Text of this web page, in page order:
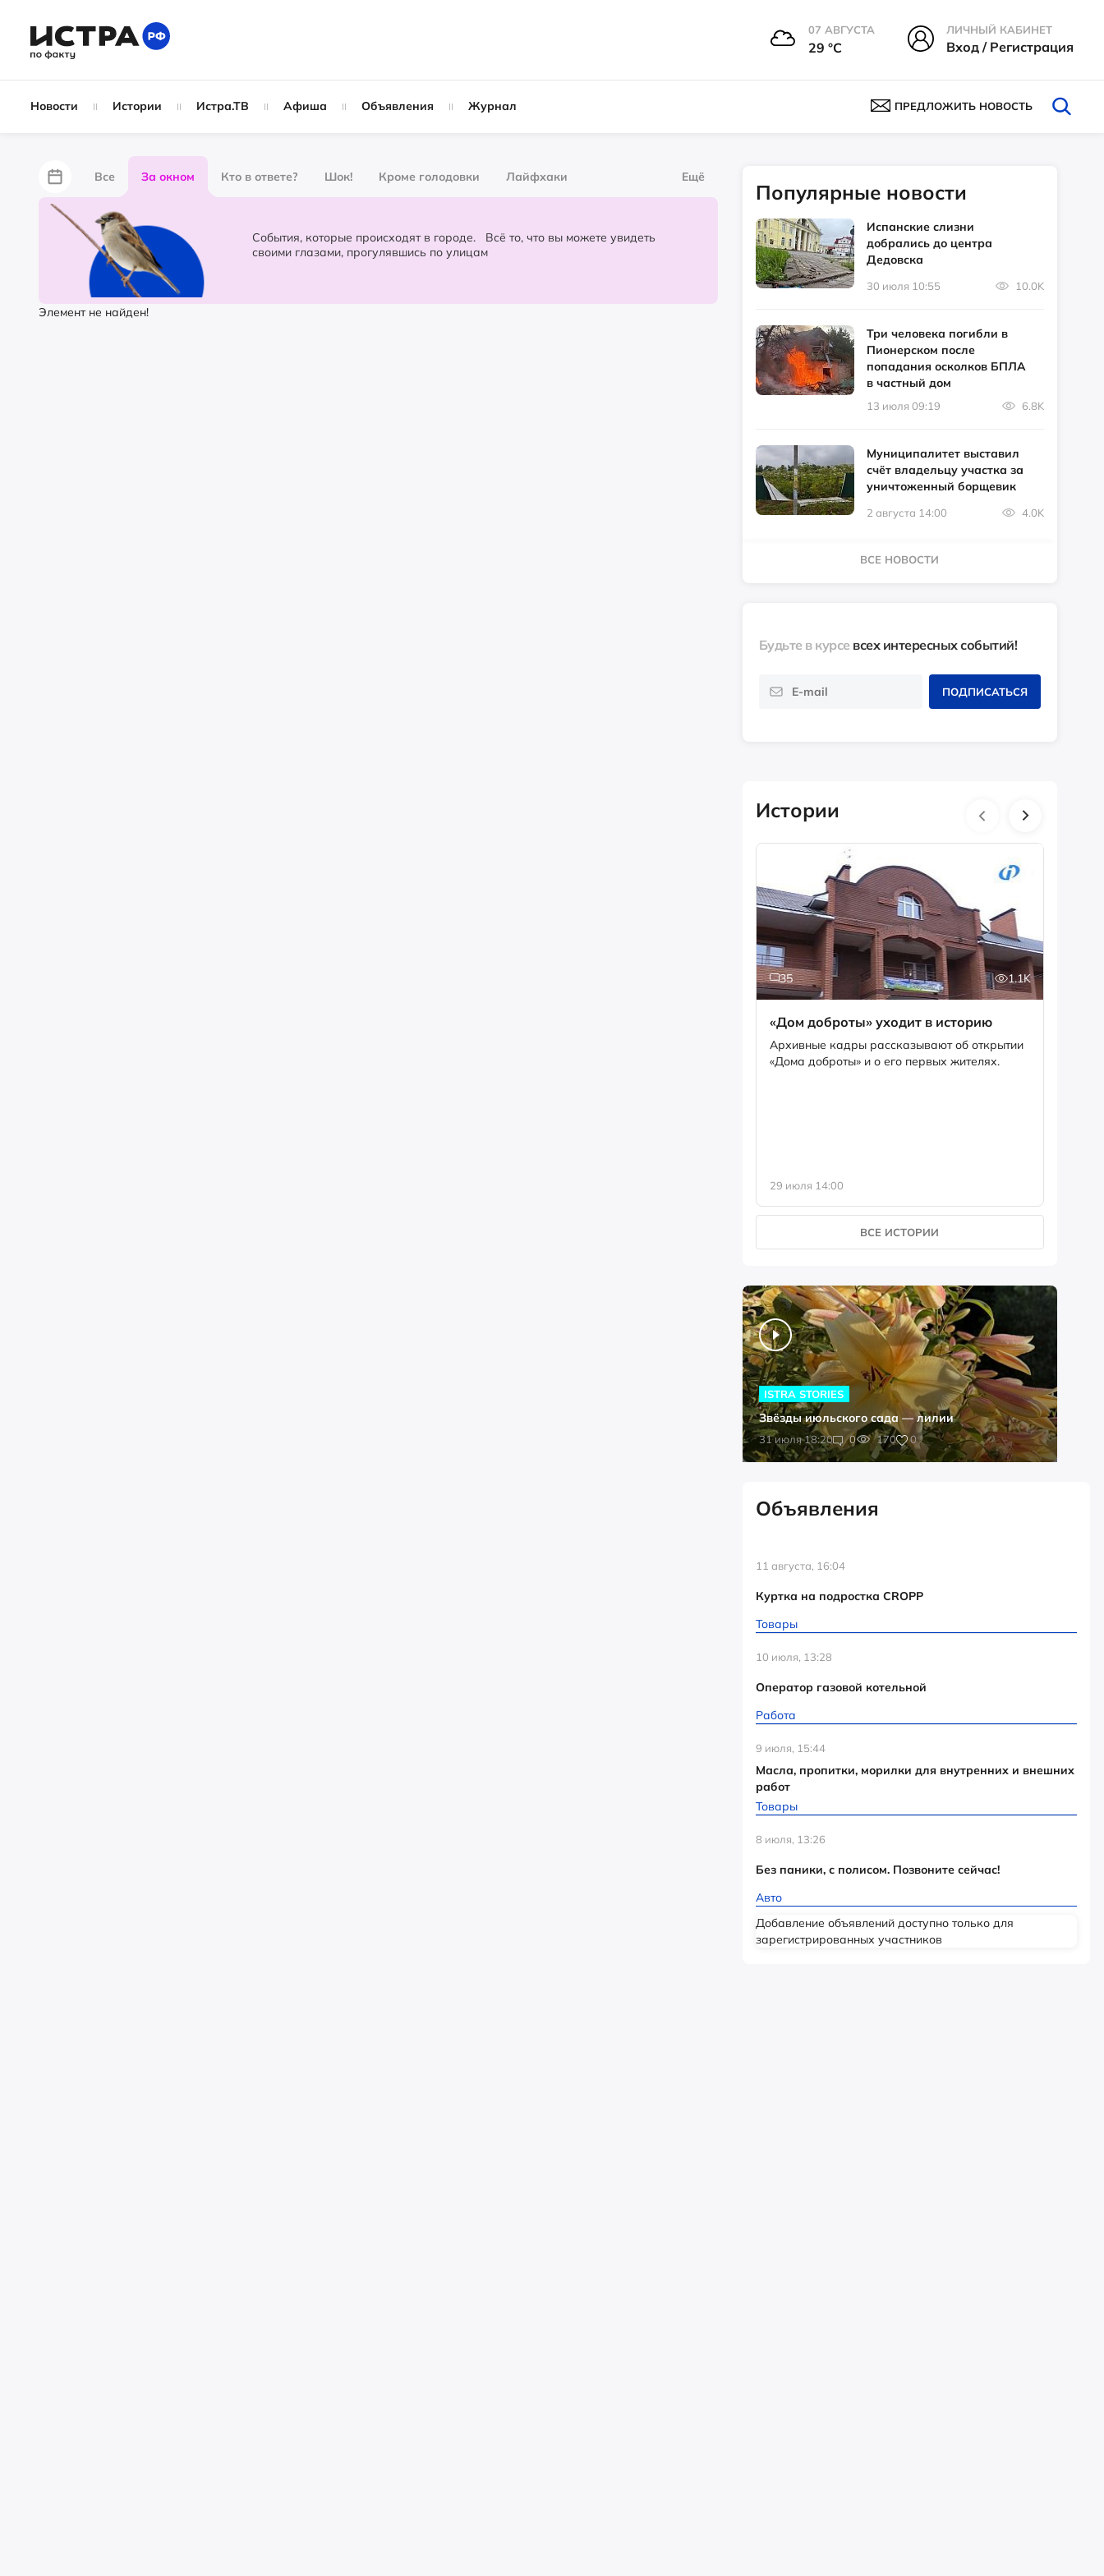
07 АВГУСТА
29 °С
ЛИЧНЫЙ КАБИНЕТ
Вход / Регистрация
Новости Истории Истра.ТВ Афиша Объявления Журнал ПРЕДЛОЖИТЬ НОВОСТЬ
Все За окном Кто в ответе? Шок! Кроме голодовки Лайфхаки
За забором
Партнёрский материал Народные новости Слухи
Ещё
События, которые происходят в городе. Всё то, что вы можете увидеть
своими глазами, прогулявшись по улицам
Элемент не найден!
Популярные новости
Испанские слизни
добрались до центра
Дедовска
30 июля 10:55 10.0K
Три человека погибли в
Пионерском после
попадания осколков БПЛА
в частный дом
13 июля 09:19 6.8K
Муниципалитет выставил
счёт владельцу участка за
уничтоженный борщевик
2 августа 14:00 4.0K
ВСЕ НОВОСТИ
Будьте в курсе всех интересных событий!
ПОДПИСАТЬСЯ
Истории
35 1.1K
«Дом доброты» уходит в историю
Архивные кадры рассказывают об открытии
«Дома доброты» и о его первых жителях.
29 июля 14:00
ВСЕ ИСТОРИИ
31 июля 18:20 0 170 0
ISTRA STORIES
Звёзды июльского сада — лилии
Объявления
11 августа, 16:04
Куртка на подростка CROPP
Товары
10 июля, 13:28
Оператор газовой котельной
Работа
9 июля, 15:44
Масла, пропитки, морилки для внутренних и внешних
работ
Товары
8 июля, 13:26
Без паники, с полисом. Позвоните сейчас!
Авто
Добавление объявлений доступно только для
зарегистрированных участников